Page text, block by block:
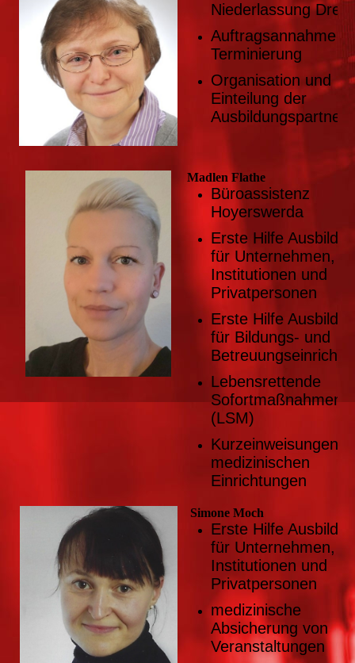
Niederlassung
Auftragsannahme
Terminierung
Organisation und
Einteilung der
Ausbildungspartner
Madlen Flathe
Büroassistenz
Hoyerswerda
Erste Hilfe
für Unternehmen,
Institutionen und
Privatpersonen
Erste Hilfe
für Bildungs- und
Lebensrettende
Sofortmaßnahmen
(LSM)
Kurzeinweisungen in
medizinischen
Einrichtungen
Simone Moch
Erste Hilfe
für Unternehmen,
Institutionen und
Privatpersonen
medizinische
Absicherung von
Veranstaltungen